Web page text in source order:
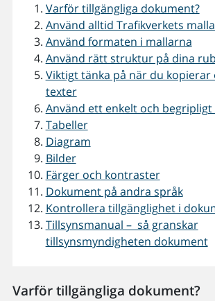
Varför tillgängliga dokument?
Använd alltid Trafikverkets
Använd formaten i mallarna
Använd rätt struktur på dina
Viktigt tänka på när du
texter
Använd ett enkelt och begripligt
Tabeller
Diagram
Bilder
Färger och kontraster
Dokument på andra språk
Kontrollera tillgänglighet i
Tillsynsmanual – så granskar
tillsynsmyndigheten dokument
Varför tillgängliga dokument?